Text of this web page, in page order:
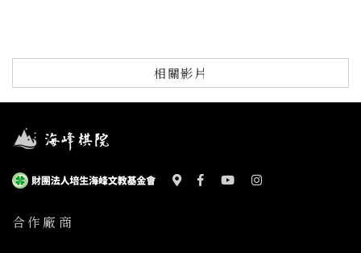
相關影片
合作廠商